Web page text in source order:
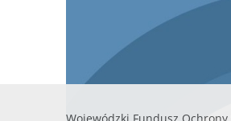
PROGRAM MOJA WODA
AKTUALNOŚCI - Doradcy